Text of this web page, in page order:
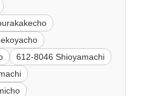
612-8046 Shioyamachi